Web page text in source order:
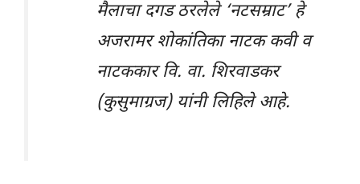
मैलाचा दगड ठरलेले ‘नटसम्राट’ हे
अजरामर शोकांतिका नाटक कवी व
नाटककार वि. वा. शिरवाडकर
(कुसुमाग्रज) यांनी लिहिले आहे.